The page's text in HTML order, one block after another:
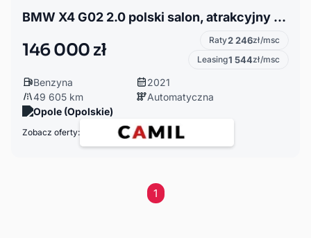
BMW X4 G02 2.0 polski salon, atrakcyjny przebieg , serwisowany w ASO
146 000 zł Raty2 246zł/msc
Leasing1 544zł/msc
Benzyna
2021
49 605 km
Automatyczna
Opole (Opolskie)
Zobacz oferty:
1